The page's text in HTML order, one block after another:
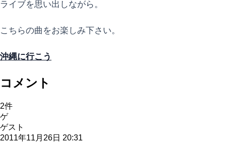
ライブを思い出しながら。
こちらの曲をお楽しみ下さい。
沖縄に行こう
コメント
2件
ゲ
ゲスト
2011年11月26日 20:31